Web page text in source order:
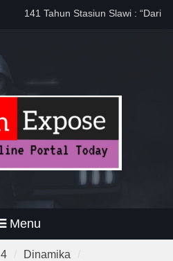
Sinergi dengan Bank Banten,
Menu
4
Dinamika